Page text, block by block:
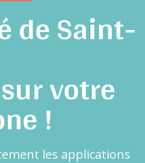
de Saint-
votre
!
les applications